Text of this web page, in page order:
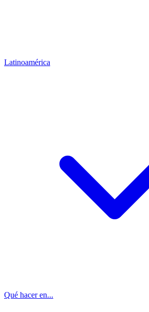
Latinoamérica
Qué hacer en...